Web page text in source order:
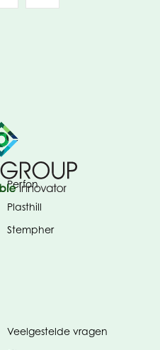
Perfon
Plasthill
Stempher
tabblad)
Veelgestelde vragen